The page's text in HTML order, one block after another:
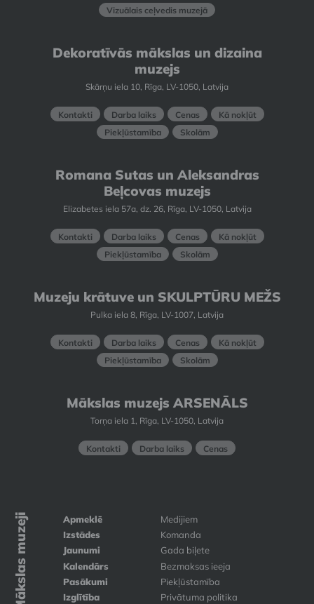
Vizuālais ceļvedis muzejā
Dekoratīvās mākslas un dizaina
muzejs
Skārņu iela 10, Rīga, LV-1050, Latvija
Kontakti Darba laiks Cenas
Kā nokļūt
Piekļūstamība
Skolām
Romana Sutas un Aleksandras
Beļcovas muzejs
Elizabetes iela 57a, dz. 26, Rīga, LV-1050, Latvija
Kontakti Darba laiks Cenas
Kā nokļūt
Piekļūstamība
Skolām
Muzeju krātuve un SKULPTŪRU MEŽS
Pulka iela 8, Rīga, LV-1007, Latvija
Kontakti Darba laiks Cenas
Kā nokļūt
Piekļūstamība
Skolām
Mākslas muzejs ARSENĀLS
Torņa iela 1, Rīga, LV-1050, Latvija
Kontakti Darba laiks Cenas
Mākslas muzeji
Apmeklē
Izstādes
Jaunumi
Kalendārs
Pasākumi
Izglītība
Medijiem
Komanda
Gada biļete
Bezmaksas ieeja
Piekļūstamība
Privātuma politika